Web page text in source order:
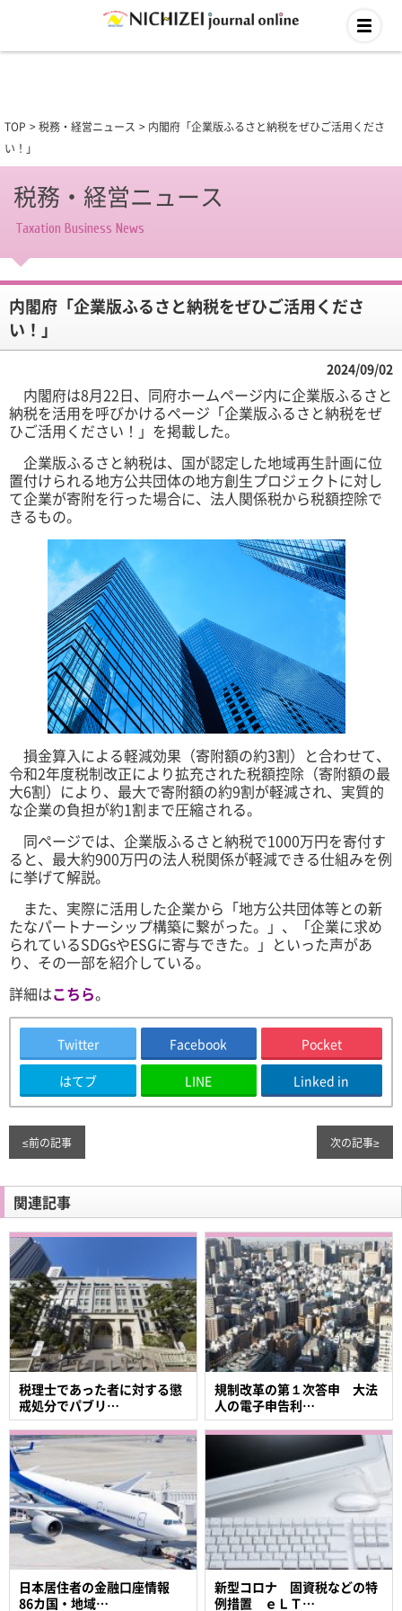
TOP 税務・経営ニュース
内閣府「企業版ふるさと納税をぜひご活用くださ
い！」
税務・経営ニュース
Taxation Business News
内閣府「企業版ふるさと納税をぜひご活用くださ
い！」
2024/09/02
内閣府は8月22日、同府ホームページ内に企業版ふるさと
納税を活用を呼びかけるページ「企業版ふるさと納税をぜ
ひご活用ください！」を掲載した。
企業版ふるさと納税は、国が認定した地域再生計画に位
置付けられる地方公共団体の地方創生プロジェクトに対し
て企業が寄附を行った場合に、法人関係税から税額控除で
きるもの。
損金算入による軽減効果（寄附額の約3割）と合わせて、
令和2年度税制改正により拡充された税額控除（寄附額の最
大6割）により、最大で寄附額の約9割が軽減され、実質的
な企業の負担が約1割まで圧縮される。
同ページでは、企業版ふるさと納税で1000万円を寄付す
ると、最大約900万円の法人税関係が軽減できる仕組みを例
に挙げて解説。
また、実際に活用した企業から「地方公共団体等との新
たなパートナーシップ構築に繋がった。」、「企業に求め
られているSDGsやESGに寄与できた。」といった声があ
り、その一部を紹介している。
詳細はこちら。
Twitter Facebook Pocket
はてブ LINE Linked in
≤前の記事 次の記事≥
関連記事
規制改革の第１次答申 大法
人の電子申告利…
税理士であった者に対する懲
戒処分でパブリ…
新型コロナ 固資税などの特
例措置 ｅＬＴ…
日本居住者の金融口座情報
86カ国・地域…